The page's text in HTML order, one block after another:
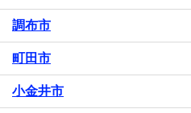
調布市
町田市
小金井市